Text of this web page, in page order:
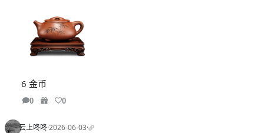
6 金币
0 0
云上咚咚·2026-06-03·